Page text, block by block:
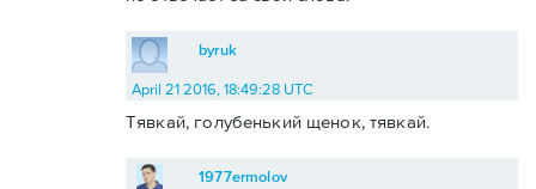
byruk
April 21 2016, 18:49:28 UTC
Тявкай, голубенький щенок, тявкай.
1977ermolov